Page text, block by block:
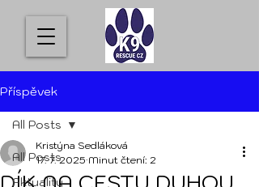
Příspěvek
All Posts
Aktuality
All Posts
Kristýna Sedláková
17. 7. 2025 Minut čtení: 2